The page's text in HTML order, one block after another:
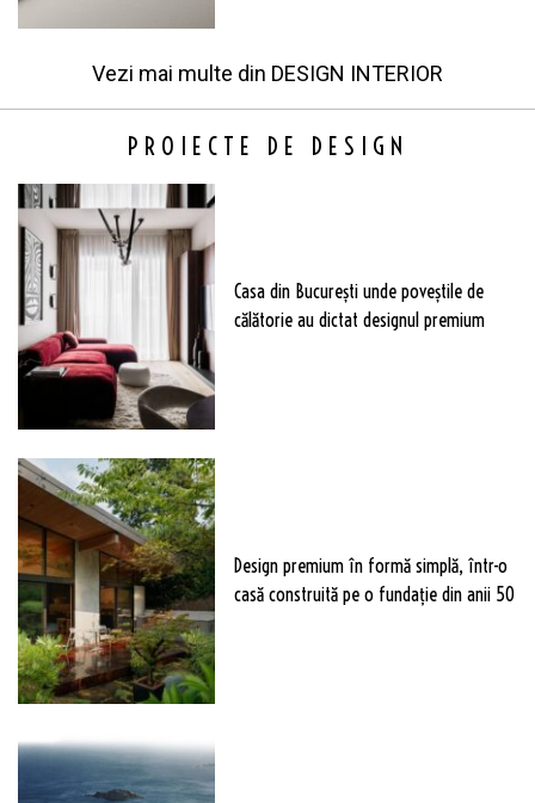
Vezi mai multe din DESIGN INTERIOR
PROIECTE DE DESIGN
Casa din București unde poveștile de
călătorie au dictat designul premium
Design premium în formă simplă, într-o
casă construită pe o fundație din anii 50